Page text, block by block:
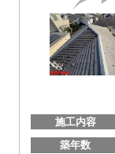
施工内容
築年数